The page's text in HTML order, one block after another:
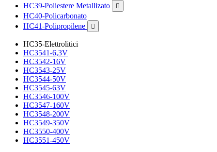
HC39-Poliestere Metallizato

HC40-Policarbonato
HC41-Polipropilene

HC35-Elettrolitici
HC3541-6,3V
HC3542-16V
HC3543-25V
HC3544-50V
HC3545-63V
HC3546-100V
HC3547-160V
HC3548-200V
HC3549-350V
HC3550-400V
HC3551-450V